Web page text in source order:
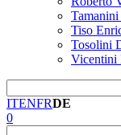
Tiso
Tosolini
Vicentini
ITENFRDE
0